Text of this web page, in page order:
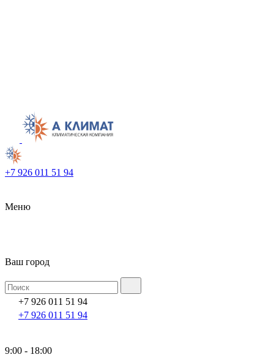
+7 926 011 51 94
Меню
Ваш город
+7 926 011 51 94
+7 926 011 51 94
9:00 - 18:00